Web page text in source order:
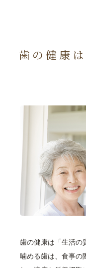
歯の健康
歯の健康は「生活の
噛める歯は、食事の